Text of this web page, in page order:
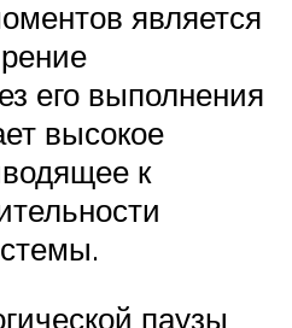
является
его выполнения
высокое
к
паузы